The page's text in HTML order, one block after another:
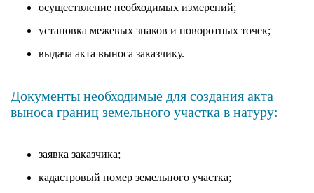
осуществление необходимых измерений;
установка межевых знаков и поворотных точек;
выдача акта выноса заказчику.
Документы необходимые для создания акта
выноса границ земельного участка в натуру:
заявка заказчика;
кадастровый номер земельного участка;